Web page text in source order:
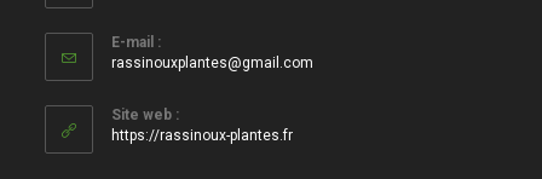
E-mail :
rassinouxplantes@gmail.com
Site web :
https://rassinoux-plantes.fr